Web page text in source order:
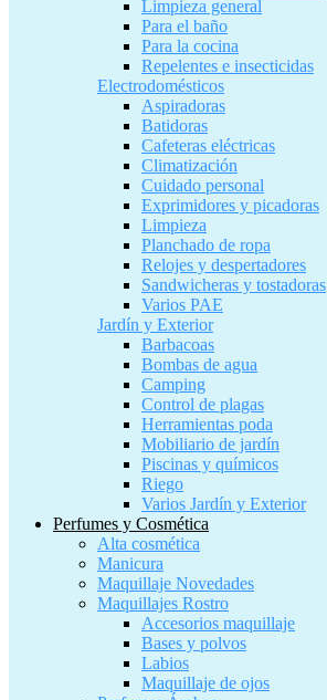
Limpieza general
Para el baño
Para la cocina
Repelentes e insecticidas
Electrodomésticos
Aspiradoras
Batidoras
Cafeteras eléctricas
Climatización
Cuidado personal
Exprimidores y picadoras
Limpieza
Planchado de ropa
Relojes y despertadores
Sandwicheras y tostadoras
Varios PAE
Jardín y Exterior
Barbacoas
Bombas de agua
Camping
Control de plagas
Herramientas poda
Mobiliario de jardín
Piscinas y químicos
Riego
Varios Jardín y Exterior
Perfumes y Cosmética
Alta cosmética
Manicura
Maquillaje Novedades
Maquillajes Rostro
Accesorios maquillaje
Bases y polvos
Labios
Maquillaje de ojos